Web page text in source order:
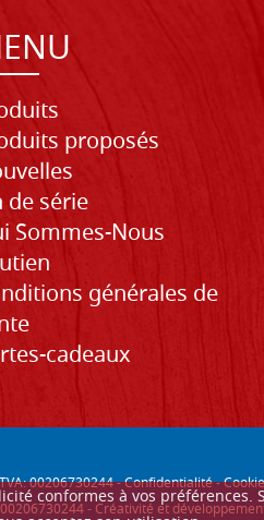
conformes à vos
proposés
de série
Sommes-Nous
générales de
cadeaux
00206730244 -Confidentialité-Cookie
- Créativité et